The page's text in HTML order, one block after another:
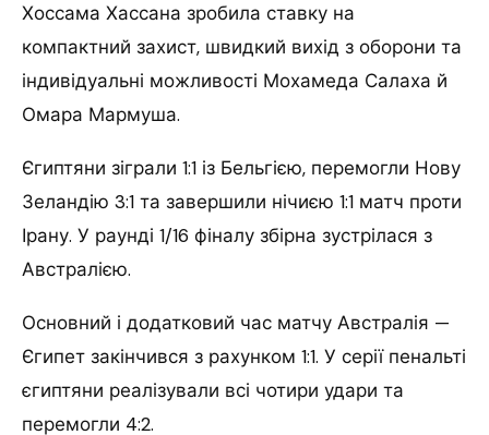
Хоссама Хассана зробила ставку на
компактний захист, швидкий вихід з оборони та
індивідуальні можливості Мохамеда Салаха й
Омара Мармуша.
Єгиптяни зіграли 1:1 із Бельгією, перемогли Нову
Зеландію 3:1 та завершили нічиєю 1:1 матч проти
Ірану. У раунді 1/16 фіналу збірна зустрілася з
Австралією.
Основний і додатковий час матчу Австралія —
Єгипет закінчився з рахунком 1:1. У серії пенальті
єгиптяни реалізували всі чотири удари та
перемогли 4:2.